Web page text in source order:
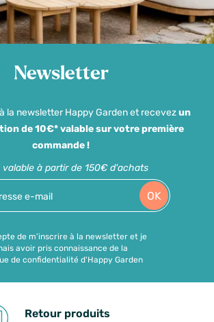
Newsletter
la newsletter Happy Garden et recevezun
de 10€* valable sur votre première
commande !
valable à partir de 150€ d'achats
OK
de m'inscrire à la newsletter et je
avoir pris connaissance de la
de confidentialité d'Happy Garden
Retour produits